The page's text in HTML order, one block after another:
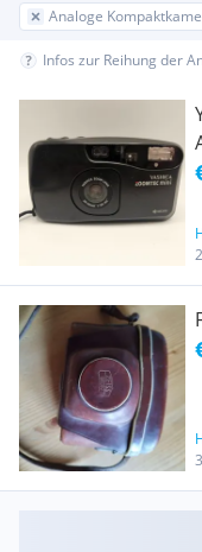
Analoge
Infos zur Reihung der